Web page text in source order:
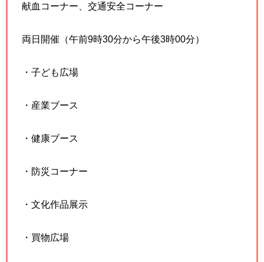
献血コーナー、交通安全コーナー
両日開催（午前9時30分から午後3時00分）
・子ども広場
・産業ブース
・健康ブース
・防災コーナー
・文化作品展示
・買物広場